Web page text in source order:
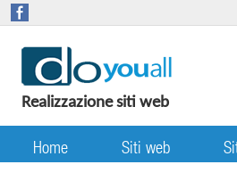
Realizzazione siti web
Home Siti web